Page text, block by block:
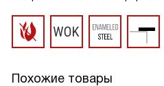
Похожие товары